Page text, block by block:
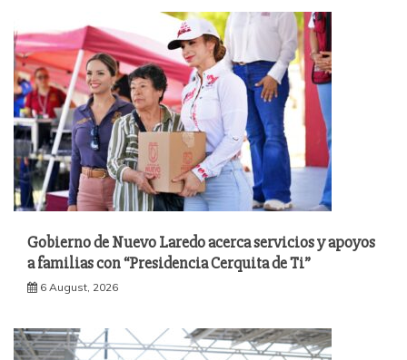
Gobierno de Nuevo Laredo acerca servicios y apoyos
a familias con “Presidencia Cerquita de Ti”
6 August, 2026